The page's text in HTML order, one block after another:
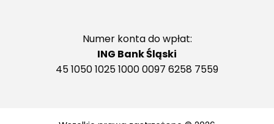
Numer konta do wpłat:
ING Bank Śląski
45 1050 1025 1000 0097 6258 7559